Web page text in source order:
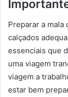
Preparar a mala
calçados
essenciais que
uma viagem
viagem a
estar bem